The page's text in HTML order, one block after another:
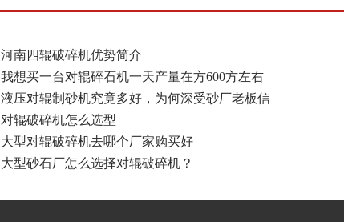
河南四辊破碎机优势简介
我想买一台对辊碎石机一天产量在方600方左右
液压对辊制砂机究竟多好，为何深受砂厂老板信
对辊破碎机怎么选型
大型对辊破碎机去哪个厂家购买好
大型砂石厂怎么选择对辊破碎机？